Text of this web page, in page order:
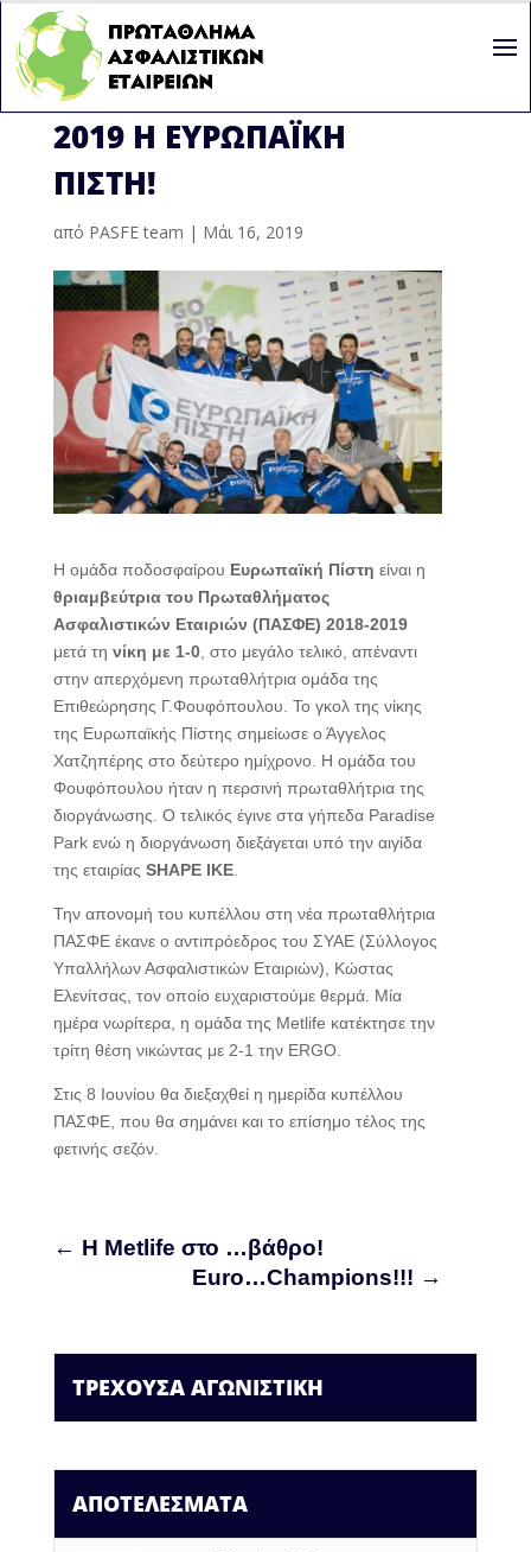
ΠΡΩΤΑΘΛΉΤΡΙΑ ΠΑΣΦΕ
2019 Η ΕΥΡΩΠΑΪΚΉ
ΠΊΣΤΗ!
από PASFE team | Μάι 16, 2019
Η ομάδα ποδοσφαίρου Ευρωπαϊκή Πίστη είναι η
θριαμβεύτρια του Πρωταθλήματος
Ασφαλιστικών Εταιριών (ΠΑΣΦΕ) 2018-2019
μετά τη νίκη με 1-0, στο μεγάλο τελικό, απέναντι
στην απερχόμενη πρωταθλήτρια ομάδα της
Επιθεώρησης Γ.Φουφόπουλου. Το γκολ της νίκης
της Ευρωπαϊκής Πίστης σημείωσε ο Άγγελος
Χατζηπέρης στο δεύτερο ημίχρονο. Η ομάδα του
Φουφόπουλου ήταν η περσινή πρωταθλήτρια της
διοργάνωσης. Ο τελικός έγινε στα γήπεδα Paradise
Park ενώ η διοργάνωση διεξάγεται υπό την αιγίδα
της εταιρίας SHAPE ΙΚΕ.
Την απονομή του κυπέλλου στη νέα πρωταθλήτρια
ΠΑΣΦΕ έκανε ο αντιπρόεδρος του ΣΥΑΕ (Σύλλογος
Υπαλλήλων Ασφαλιστικών Εταιριών), Κώστας
Ελενίτσας, τον οποίο ευχαριστούμε θερμά. Μία
ημέρα νωρίτερα, η ομάδα της Metlife κατέκτησε την
τρίτη θέση νικώντας με 2-1 την ERGO.
Στις 8 Ιουνίου θα διεξαχθεί η ημερίδα κυπέλλου
ΠΑΣΦΕ, που θα σημάνει και το επίσημο τέλος της
φετινής σεζόν.
← Η Metlife στο …βάθρο!
Euro…Champions!!! →
ΤΡΕΧΟΥΣΑ ΑΓΩΝΙΣΤΙΚΗ
ΑΠΟΤΕΛΕΣΜΑΤΑ